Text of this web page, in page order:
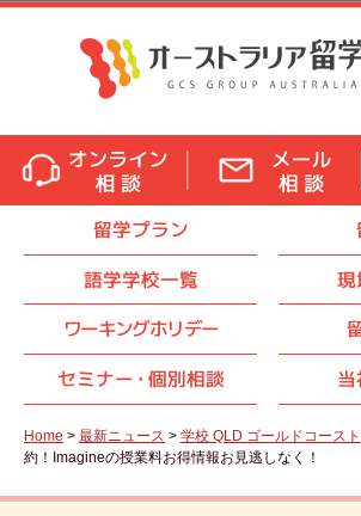
留学プラン
語学学校一覧
現
ワーキングホリデー
セミナー・ 個別相談
Home > 最新ニュース > 学校 QLD ゴールドコースト
約！Imagineの授業料お得情報お見逃しなく！